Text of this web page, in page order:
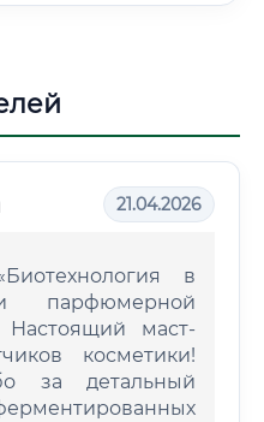
21.04.2026
в
парфюмерной
Настоящий маст-
косметики!
за детальный